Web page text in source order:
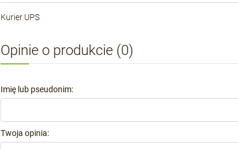
Kurier UPS
Opinie o produkcie (0)
Imię lub pseudonim:
Twoja opinia: